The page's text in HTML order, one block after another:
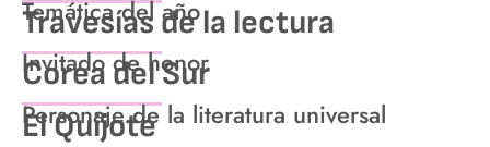
Temática del año
Travesías de la lectura
Invitado de honor
Corea del Sur
Personaje de la literatura universal
El Quijote